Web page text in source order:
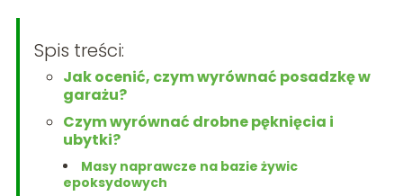
Spis treści:
Jak ocenić, czym wyrównać posadzkę w
garażu?
Czym wyrównać drobne pęknięcia i
ubytki?
Masy naprawcze na bazie żywic
epoksydowych